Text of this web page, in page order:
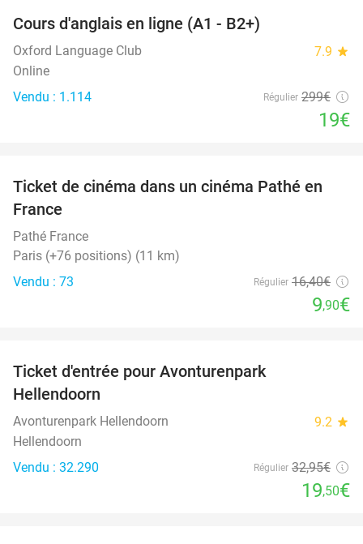
Cours d'anglais en ligne (A1 - B2+)
Oxford Language Club 7.9 star
Online
Vendu : 1.114
Régulier 299€
19€
40%
Ticket de cinéma dans un cinéma Pathé en
France
Pathé France
Paris (+76 positions) (11 km)
Vendu : 73
Régulier 16,40€
9,90€
Ticket d'entrée pour Avonturenpark
Hellendoorn
Avonturenpark Hellendoorn 9.2 star
Hellendoorn
Vendu : 32.290
Régulier 32,95€
19,50€